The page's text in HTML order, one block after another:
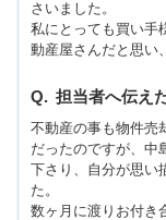
さいました。
私にとっても買い手
動産屋さんだと思い
担当者へ伝え
不動産の事も物件売
だったのですが、中
下さり、自分が思い
た。
数ヶ月に渡りお付き